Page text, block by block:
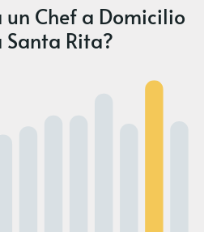
un Chef a Domicilio
Rita?